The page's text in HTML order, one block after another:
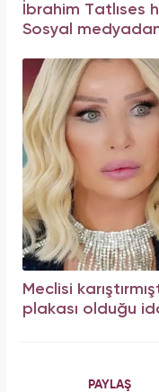
İbrahim Tatlıses
Sosyal
Meclisi
plakası olduğu
PAYLAŞ